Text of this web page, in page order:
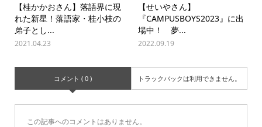
【桂かかおさん】落語界に現
れた新星！落語家・桂小枝の
弟子とし...
2021.04.23
【せいやさん】
『CAMPUSBOYS2023』に出
場中！ 夢...
2022.09.19
コメント ( 0 ) トラックバックは利用できません。
この記事へのコメントはありません。